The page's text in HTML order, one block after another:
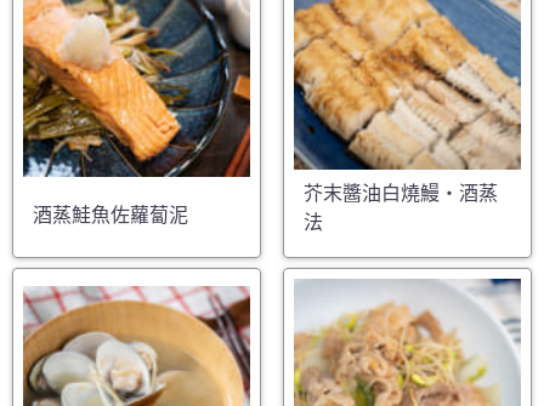
酒蒸鮭魚佐蘿蔔泥
芥末醬油白燒鰻・酒蒸
法